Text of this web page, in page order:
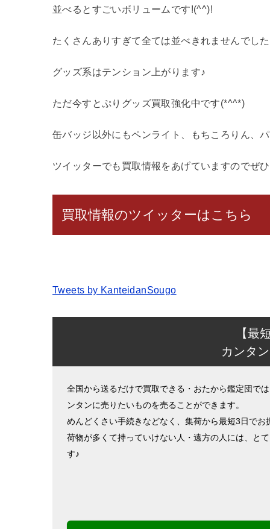
並べるとすごいボリュームです!(^^)!
たくさんありすぎて全ては並べきれませんでし
グッズ系はテンション上がります♪
ただ今すとぷりグッズ買取強化中です(*^^*)
缶バッジ以外にもペンライト、もちころりん、
ツイッターでも買取情報をあげていますのでぜ
買取情報のツイッターはこちら
Tweets by KanteidanSougo
【最
カンタ
全国から送るだけで買取できる・おたから鑑定団で
ンタンに売りたいものを売ることができます。
めんどくさい手続きなどなく、集荷から最短3日でお
荷物が多くて持っていけない人・遠方の人には、と
す♪